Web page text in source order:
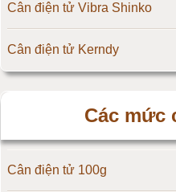
Cân điện tử Vibra Shinko
Cân điện tử Kerndy
Cân điện tử OCS
Các mức
Cân điện tử 100g